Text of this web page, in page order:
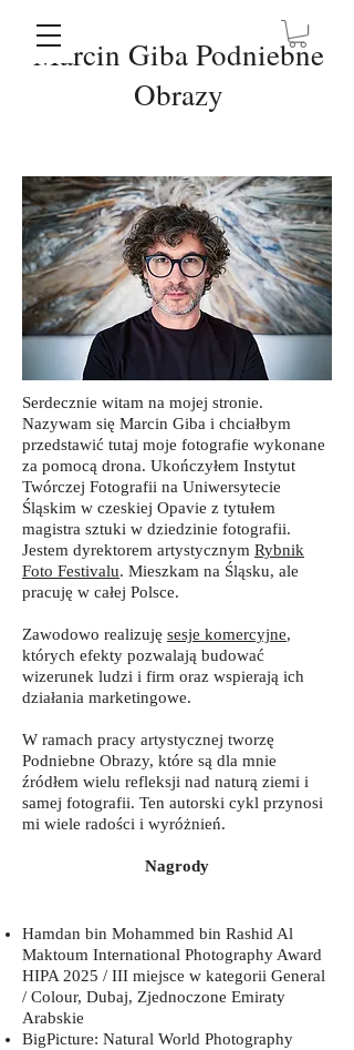
Marcin Giba Podniebne
Obrazy
Serdecznie witam na mojej stronie.
Nazywam się Marcin Giba i chciałbym
przedstawić tutaj moje fotografie wykonane
za pomocą drona. Ukończyłem Instytut
Twórczej Fotografii na Uniwersytecie
Śląskim w czeskiej Opavie z tytułem
magistra sztuki w dziedzinie fotografii.
Jestem dyrektorem artystycznym Rybnik
Foto Festivalu. Mieszkam na Śląsku, ale
pracuję w całej Polsce.
Zawodowo realizuję sesje komercyjne,
których efekty pozwalają budować
wizerunek ludzi i firm oraz wspierają ich
działania marketingowe.
W ramach pracy artystycznej tworzę
Podniebne Obrazy, które są dla mnie
źródłem wielu refleksji nad naturą ziemi i
samej fotografii. Ten autorski cykl przynosi
mi wiele radości i wyróżnień.
Nagrody
Hamdan bin Mohammed bin Rashid Al
Maktoum International Photography Award
HIPA 2025 / III miejsce w kategorii General
/ Colour, Dubaj, Zjednoczone Emiraty
Arabskie
BigPicture: Natural World Photography